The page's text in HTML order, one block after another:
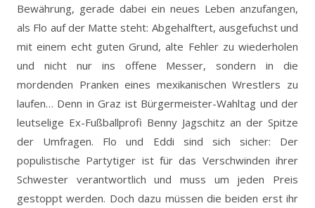
Bewährung, gerade dabei ein neues Leben anzufangen,
als Flo auf der Matte steht: Abgehalftert, ausgefuchst und
mit einem echt guten Grund, alte Fehler zu wiederholen
und nicht nur ins offene Messer, sondern in die
mordenden Pranken eines mexikanischen Wrestlers zu
laufen… Denn in Graz ist Bürgermeister-Wahltag und der
leutselige Ex-Fußballprofi Benny Jagschitz an der Spitze
der Umfragen. Flo und Eddi sind sich sicher: Der
populistische Partytiger ist für das Verschwinden ihrer
Schwester verantwortlich und muss um jeden Preis
gestoppt werden. Doch dazu müssen die beiden erst ihr